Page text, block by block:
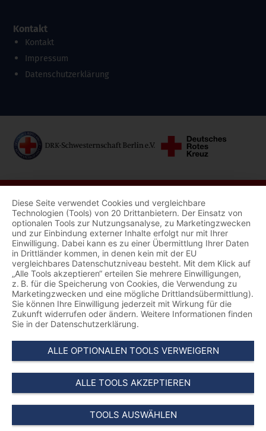
Kontakt
Kontakt
Impressum
Datenschutzerklärung
Diese Seite verwendet Cookies und vergleichbare
Technologien (Tools) von 20 Drittanbietern. Der Einsatz von
optionalen Tools zur Nutzungsanalyse, zu Marketingzwecken
und zur Einbindung externer Inhalte erfolgt nur mit Ihrer
Einwilligung. Dabei kann es zu einer Übermittlung Ihrer Daten
in Drittländer kommen, in denen kein mit der EU
vergleichbares Datenschutzniveau besteht. Mit dem Klick auf
„Alle Tools akzeptieren“ erteilen Sie mehrere Einwilligungen,
z. B. für die Speicherung von Cookies, die Verwendung zu
Marketingzwecken und eine mögliche Drittlandsübermittlung).
Sie können Ihre Einwilligung jederzeit mit Wirkung für die
Zukunft widerrufen oder ändern. Weitere Informationen finden
Sie in der Datenschutzerklärung.
ALLE OPTIONALEN TOOLS VERWEIGERN
ALLE TOOLS AKZEPTIEREN
TOOLS AUSWÄHLEN